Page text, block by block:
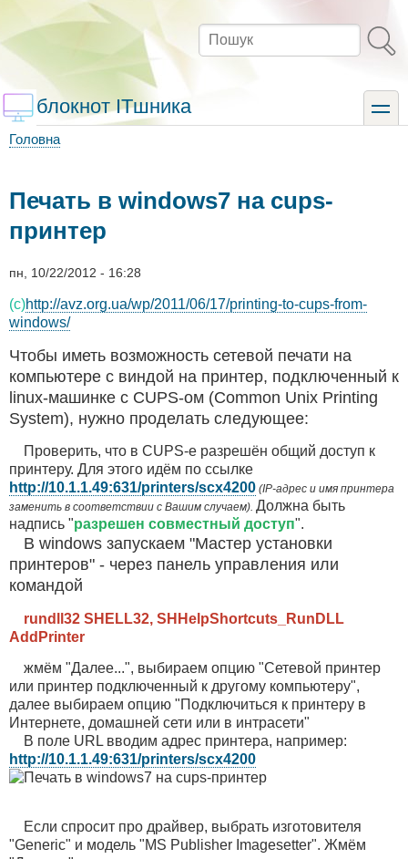
основного
вмісту
Пошук
блокнот ITшника toggle
Головна
Печать в windows7 на cups-
принтер
пн, 10/22/2012 - 16:28
(c)http://avz.org.ua/wp/2011/06/17/printing-to-cups-from-
windows/
Чтобы иметь возможность сетевой печати на
компьютере с виндой на принтер, подключенный к
linux-машинке с CUPS-ом (Common Unix Printing
System), нужно проделать следующее:
Проверить, что в CUPS-е разрешён общий доступ к
принтеру. Для этого идём по ссылке
http://10.1.1.49:631/printers/scx4200 (IP-адрес и имя принтера
заменить в соответствии с Вашим случаем). Должна быть
надпись "разрешен совместный доступ".
В windows запускаем "Мастер установки
принтеров" - через панель управления или
командой
rundll32 SHELL32, SHHelpShortcuts_RunDLL
AddPrinter
жмём "Далее...", выбираем опцию "Сетевой принтер
или принтер подключенный к другому компьютеру",
далее выбираем опцию "Подключиться к принтеру в
Интернете, домашней сети или в интрасети"
В поле URL вводим адрес принтера, например:
http://10.1.1.49:631/printers/scx4200
Если спросит про драйвер, выбрать изготовителя
"Generic" и модель "MS Publisher Imagesetter". Жмём